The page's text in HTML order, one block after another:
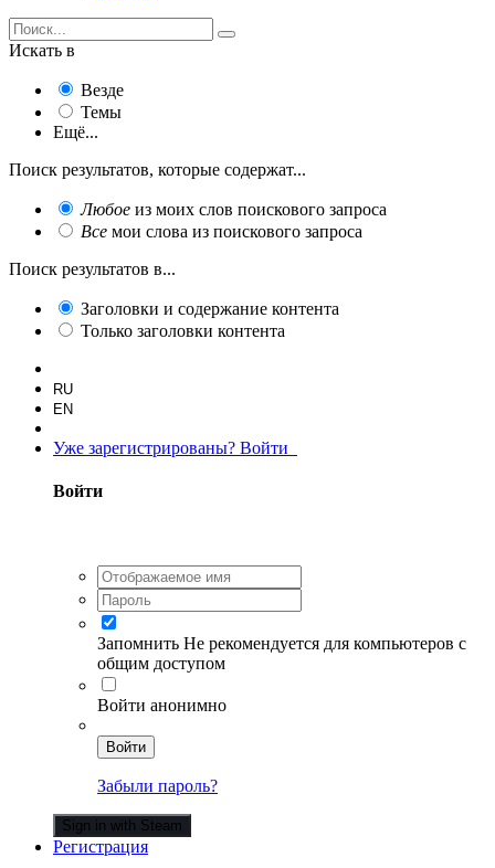
Искать в
Везде
Темы
Ещё...
Поиск результатов, которые содержат...
Любое из моих слов поискового запроса
Все мои слова из поискового запроса
Поиск результатов в...
Заголовки и содержание контента
Только заголовки контента
RU
EN
Уже зарегистрированы? Войти
Войти
Запомнить Не рекомендуется для компьютеров с
общим доступом
Войти анонимно
Войти
Забыли пароль?
Sign in with Steam
Регистрация